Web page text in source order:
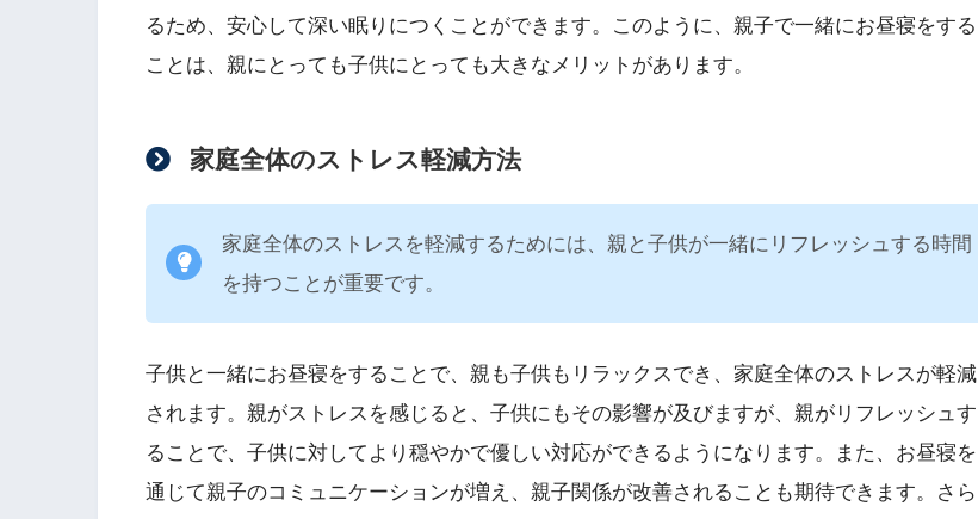
るため、安心して深い眠りにつくことができます。このように、親子で一緒にお昼寝をする
ことは、親にとっても子供にとっても大きなメリットがあります。
家庭全体のストレス軽減方法
家庭全体のストレスを軽減するためには、親と子供が一緒にリフレッシュする時間
を持つことが重要です。
子供と一緒にお昼寝をすることで、親も子供もリラックスでき、家庭全体のストレスが軽減
されます。親がストレスを感じると、子供にもその影響が及びますが、親がリフレッシュす
ることで、子供に対してより穏やかで優しい対応ができるようになります。また、お昼寝を
通じて親子のコミュニケーションが増え、親子関係が改善されることも期待できます。さら